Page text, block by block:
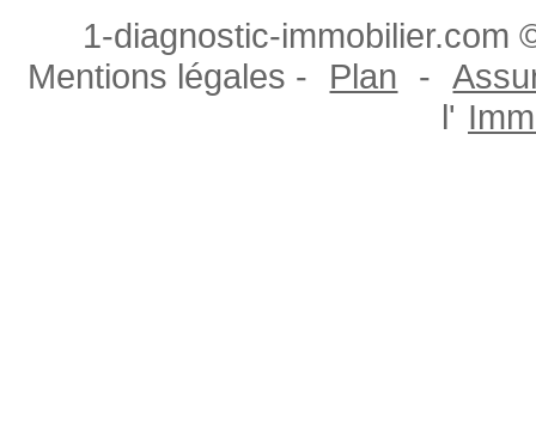
1-diagnostic-immobilier.com
Mentions légales -
Plan -
l'